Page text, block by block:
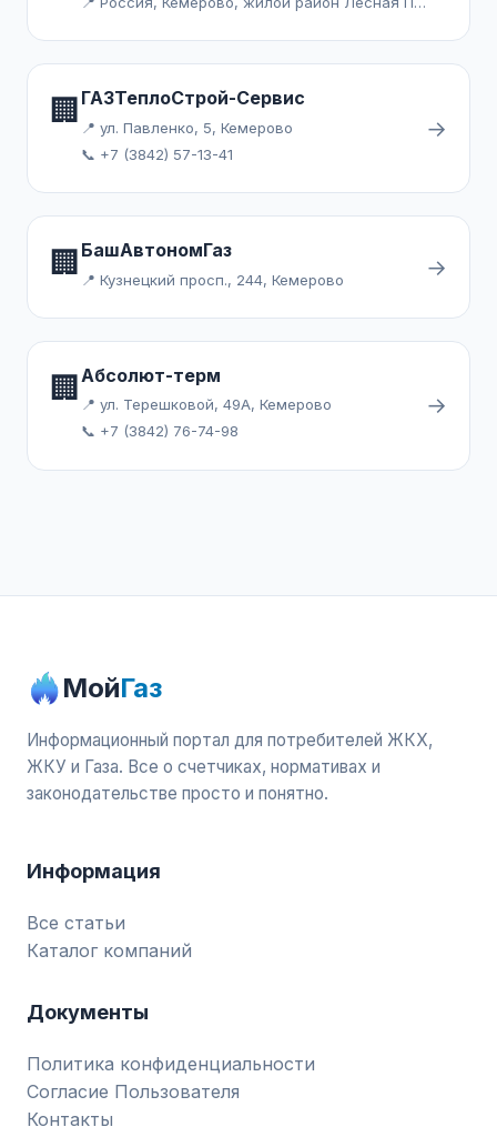
🏢 ГАЗТеплоСтрой-Сервис
📍 ул. Павленко, 5, Кемерово
📞 +7 (3842) 57-13-41
→
🏢 БашАвтономГаз
📍 Кузнецкий просп., 244, Кемерово →
🏢 Абсолют-терм
📍 ул. Терешковой, 49А, Кемерово
📞 +7 (3842) 76-74-98
→
МойГаз
Информационный портал для потребителей ЖКХ,
ЖКУ и Газа. Все о счетчиках, нормативах и
законодательстве просто и понятно.
Информация
Все статьи
Каталог компаний
Документы
Политика конфиденциальности
Согласие Пользователя
Контакты